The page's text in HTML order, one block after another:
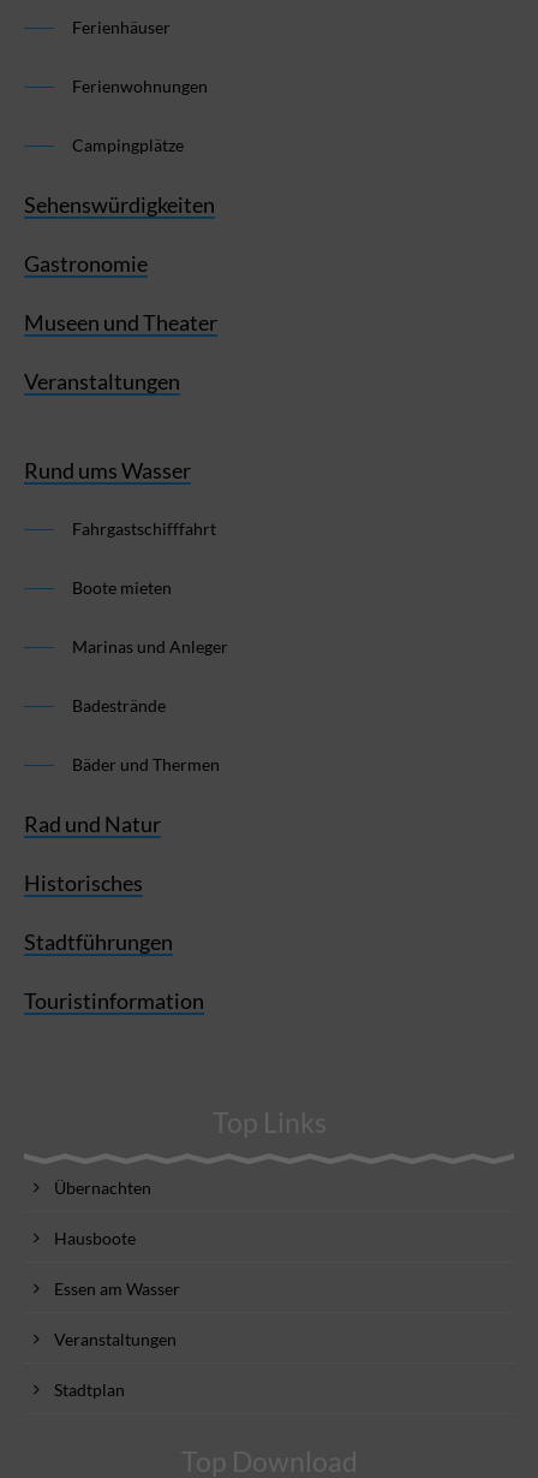
Ferienhäuser
Ferienwohnungen
Campingplätze
Sehenswürdigkeiten
Gastronomie
Museen und Theater
Veranstaltungen
Rund ums Wasser
Fahrgastschifffahrt
Boote mieten
Marinas und Anleger
Badestrände
Bäder und Thermen
Rad und Natur
Historisches
Stadtführungen
Touristinformation
Top Links
Übernachten
Hausboote
Essen am Wasser
Veranstaltungen
Stadtplan
Top Download